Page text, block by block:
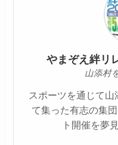
やまぞえ絆リ
山添村
スポーツを通じて
て集った有志の集
ト開催を夢